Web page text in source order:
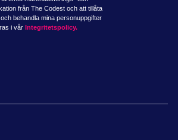
från The Codest och att tillåta
behandla mina personuppgifter
i vår Integritetspolicy.